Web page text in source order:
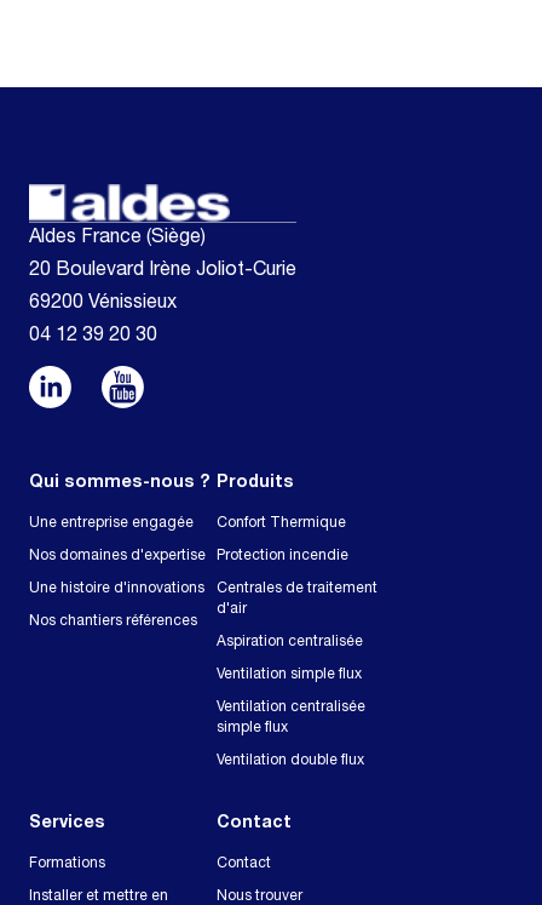
Aldes France (Siège)
20 Boulevard Irène Joliot-Curie
69200 Vénissieux
04 12 39 20 30
Qui sommes-nous ?
Une entreprise engagée
Nos domaines d'expertise
Une histoire d'innovations
Nos chantiers références
Produits
Confort Thermique
Protection incendie
Centrales de traitement
d'air
Aspiration centralisée
Ventilation simple flux
Ventilation centralisée
simple flux
Ventilation double flux
Services
Formations
Installer et mettre en
Contact
Contact
Nous trouver